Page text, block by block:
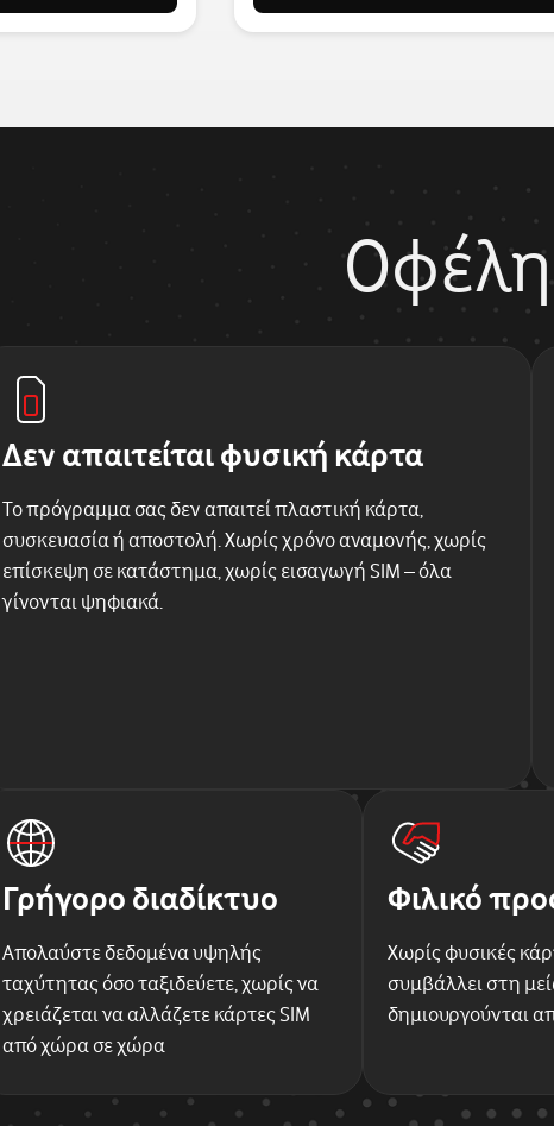
Οφέλη
Δεν απαιτείται φυσική κάρτα
Το πρόγραμμα σας δεν απαιτεί πλαστική κάρτα,
συσκευασία ή αποστολή. Χωρίς χρόνο αναμονής, χωρίς
επίσκεψη σε κατάστημα, χωρίς εισαγωγή SIM – όλα
γίνονται ψηφιακά.
Γρήγορο διαδίκτυο
Απολαύστε δεδομένα υψηλής
ταχύτητας όσο ταξιδεύετε, χωρίς να
χρειάζεται να αλλάζετε κάρτες SIM
από χώρα σε χώρα
Φιλικό
Χωρίς φυσικές
συμβάλλει στη
δημιουργούνται